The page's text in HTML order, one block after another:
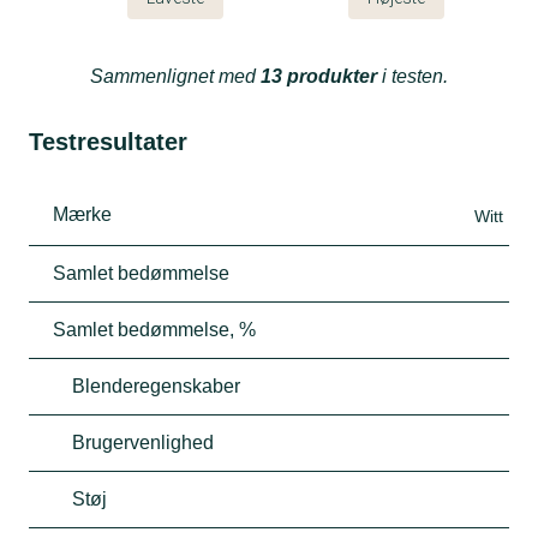
Sammenlignet med13 produkteri testen.
Testresultater
Mærke Witt
Samlet bedømmelse
Samlet bedømmelse, %
Blenderegenskaber
Brugervenlighed
Støj